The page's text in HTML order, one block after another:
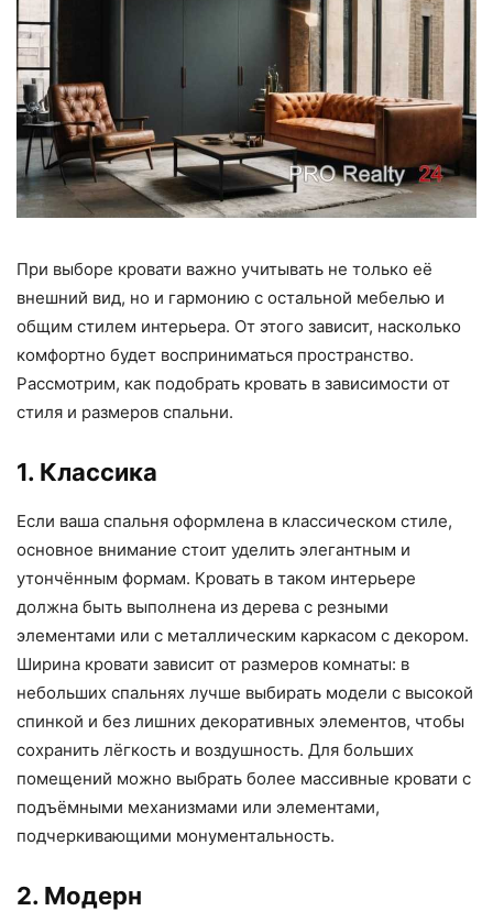
При выборе кровати важно учитывать не только её
внешний вид, но и гармонию с остальной мебелью и
общим стилем интерьера. От этого зависит, насколько
комфортно будет восприниматься пространство.
Рассмотрим, как подобрать кровать в зависимости от
стиля и размеров спальни.
1. Классика
Если ваша спальня оформлена в классическом стиле,
основное внимание стоит уделить элегантным и
утончённым формам. Кровать в таком интерьере
должна быть выполнена из дерева с резными
элементами или с металлическим каркасом с декором.
Ширина кровати зависит от размеров комнаты: в
небольших спальнях лучше выбирать модели с высокой
спинкой и без лишних декоративных элементов, чтобы
сохранить лёгкость и воздушность. Для больших
помещений можно выбрать более массивные кровати с
подъёмными механизмами или элементами,
подчеркивающими монументальность.
2. Модерн